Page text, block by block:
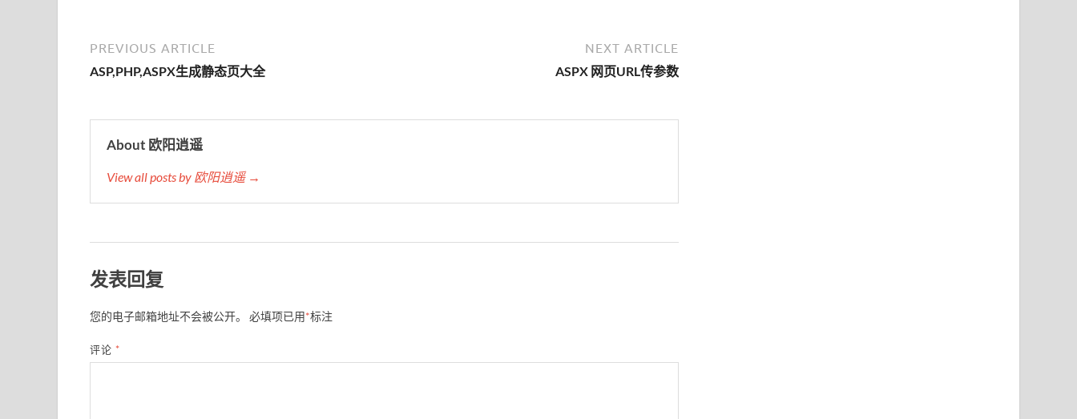
PREVIOUS ARTICLE
ASP,PHP,ASPX生成静态页大全
NEXT ARTICLE
ASPX 网页URL传参数
About 欧阳逍遥
View all posts by 欧阳逍遥 →
发表回复
您的电子邮箱地址不会被公开。 必填项已用*标注
评论 *